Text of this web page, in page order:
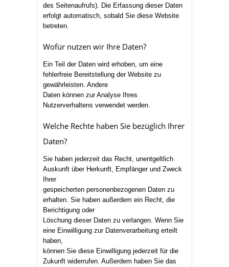
des Seitenaufrufs). Die Erfassung dieser Daten
erfolgt automatisch, sobald Sie diese Website
betreten.
Wofür nutzen wir Ihre Daten?
Ein Teil der Daten wird erhoben, um eine
fehlerfreie Bereitstellung der Website zu
gewährleisten. Andere
Daten können zur Analyse Ihres
Nutzerverhaltens verwendet werden.
Welche Rechte haben Sie bezüglich Ihrer
Daten?
Sie haben jederzeit das Recht, unentgeltlich
Auskunft über Herkunft, Empfänger und Zweck
Ihrer
gespeicherten personenbezogenen Daten zu
erhalten. Sie haben außerdem ein Recht, die
Berichtigung oder
Löschung dieser Daten zu verlangen. Wenn Sie
eine Einwilligung zur Datenverarbeitung erteilt
haben,
können Sie diese Einwilligung jederzeit für die
Zukunft widerrufen. Außerdem haben Sie das